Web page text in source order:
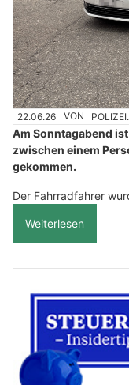
22.06.26 VON
Am Sonntagabend
zwischen einem
gekommen.
Der Fahrradfahrer
Weiterlesen